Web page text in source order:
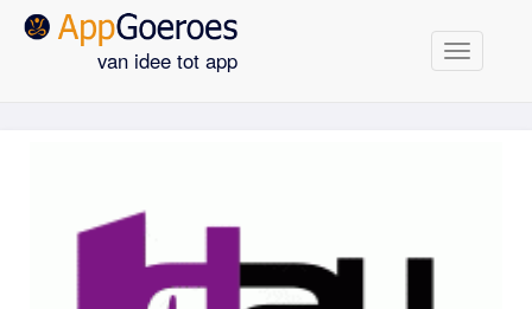
van idee tot app Navigatie